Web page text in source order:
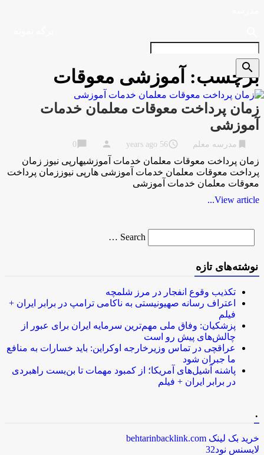
برچسب: آموزشی معوقات
زمان پرداخت معوقات معلمان خدمات
آموزشی
مدرسه معلم access_time
56 years ago
person
chat_bubble
زمان پرداخت معوقات معلمان خدمات آموزشیهارپی نیوز زمان
پرداخت معوقات معلمان خدمات آموزشی هارپی نیوززمان پرداخت
معوقات معلمان خدمات آموزشی
View article...
for
Search …
search
نوشته‌های تازه
تکذیب وقوع انفجار در مرز شلمچه
اعتراف رسانه صهیونیستی به ناکامی ترامپ در برابر ایران +
فیلم
پزشکیان: وفاق ملی مهم‌ترین سرمایه ایران برای عبور از
چالش‌های پیش رو است
عراقچی در تماس وزیرخارجه اوکراین: باید خسارات به منافع
ما جبران شود
پاشنه آشیل‌های آمریکا؛ از کمبود مهمات تا بن‌بست راهبردی
در برابر ایران + فیلم
خرید بک لینک behtarinbacklink.com
لایسنس نود32